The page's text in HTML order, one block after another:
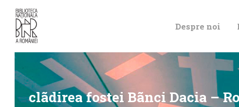
Despre noi
clãdirea fostei Bãnci Dacia –